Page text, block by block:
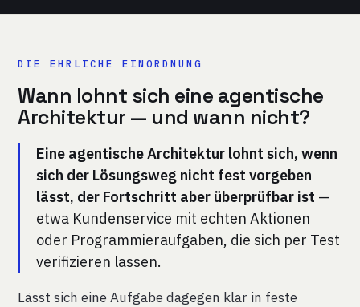
DIE EHRLICHE EINORDNUNG
Wann lohnt sich eine agentische
Architektur — und wann nicht?
Eine agentische Architektur lohnt sich, wenn
sich der Lösungsweg nicht fest vorgeben
lässt, der Fortschritt aber überprüfbar ist —
etwa Kundenservice mit echten Aktionen
oder Programmieraufgaben, die sich per Test
verifizieren lassen.
Lässt sich eine Aufgabe dagegen klar in feste